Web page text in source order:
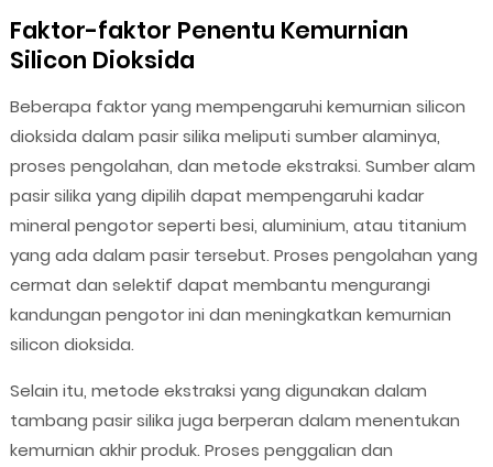
Faktor-faktor Penentu Kemurnian
Silicon Dioksida
Beberapa faktor yang mempengaruhi kemurnian silicon
dioksida dalam pasir silika meliputi sumber alaminya,
proses pengolahan, dan metode ekstraksi. Sumber alam
pasir silika yang dipilih dapat mempengaruhi kadar
mineral pengotor seperti besi, aluminium, atau titanium
yang ada dalam pasir tersebut. Proses pengolahan yang
cermat dan selektif dapat membantu mengurangi
kandungan pengotor ini dan meningkatkan kemurnian
silicon dioksida.
Selain itu, metode ekstraksi yang digunakan dalam
tambang pasir silika juga berperan dalam menentukan
kemurnian akhir produk. Proses penggalian dan